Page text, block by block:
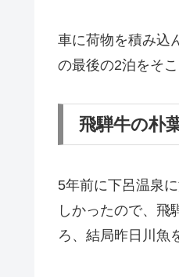
車に荷物を積み込
の最後の2泊をそこ
飛騨牛の朴
5年前に下呂温泉
しかったので、飛
ろ、結局昨日川魚